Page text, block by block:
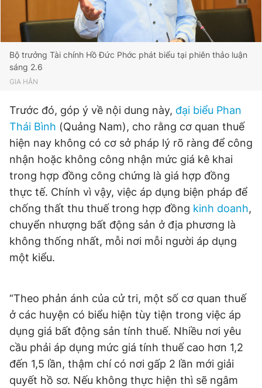
Hotline
0906 645 777
Liên hệ quảng cáo
0908 780 404
Đặt báo
Tổng biên tập: Nguyễn Ngọc Toàn
Phó tổng biên tập: Lâm Hiếu Dũng
Phó tổng biên tập: Trần Việt Hưng
Tổng thư ký tòa soạn: Đức Trung
Giấy phép xuất bản số 110/GP - BTTTT cấp ngày 24.3.2020
© 2003-2026 Bản quyền thuộc về Báo Thanh Niên. Cấm sao
chép dưới mọi hình thức nếu không có sự chấp thuận bằng văn
bản. Phát triển bởi ePi Technologies, JSC.
Bộ trưởng Tài chính Hồ Đức Phớc phát biểu tại phiên thảo luận
sáng 2.6
GIA HÂN
Trước đó, góp ý về nội dung này, đại biểu Phan
Thái Bình (Quảng Nam), cho rằng cơ quan thuế
hiện nay không có cơ sở pháp lý rõ ràng để công
nhận hoặc không công nhận mức giá kê khai
trong hợp đồng công chứng là giá hợp đồng
thực tế. Chính vì vậy, việc áp dụng biện pháp để
chống thất thu thuế trong hợp đồng kinh doanh,
chuyển nhượng bất động sản ở địa phương là
không thống nhất, mỗi nơi mỗi người áp dụng
một kiểu.
“Theo phản ánh của cử tri, một số cơ quan thuế
ở các huyện có biểu hiện tùy tiện trong việc áp
dụng giá bất động sản tính thuế. Nhiều nơi yêu
cầu phải áp dụng mức giá tính thuế cao hơn 1,2
đến 1,5 lần, thậm chí có nơi gấp 2 lần mới giải
quyết hồ sơ. Nếu không thực hiện thì sẽ ngâm